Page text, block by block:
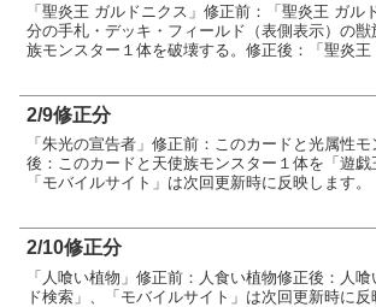
「聖炎王 ガルドニクス」修正前：「聖炎王 ガル
分の手札・デッキ・フィールド（表側表示）の
族モンスター１体を破壊する。修正後：「聖炎王
外の自分の手札・デッキ・フィールド（表側表
2/9修正分
「朱光の宣告者」修正前：このカードと光属性
後：このカードと天使族モンスター１体を「遊戯
「モバイルサイト」は次回更新時に反映します。
2/10修正分
「人喰い植物」修正前：人食い植物修正後：人
ド検索」、「モバイルサイト」は次回更新時に反